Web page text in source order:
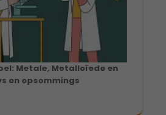
Metale, Metalloïede en
en opsommings